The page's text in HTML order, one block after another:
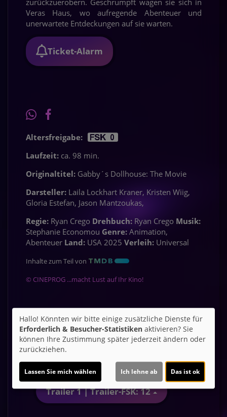
Veras Haus, wo aufregende Abenteuer und
unerwartete Entdeckungen auf sie warten.
Ticket-Alarm
Altersfreigabe:
Laufzeit: ca. 98 min.
Originaltitel: Gabby´s Dollhouse: The Movie
Darsteller: Laila Lockhart Kraner, Kristen Wiig,
Gloria Estefan, Jason Mantzoukas,
Regie: Ryan Crego Drehbuch: Ryan Crego Musik:
Stephanie Economou Genre: Animation,
Abenteuer Land: USA 2025 Verleih: Universal
Inhalte zum Teil von
© CINEPROG ...macht Lust auf Ihr Kino!
Möchten Sie vonYoutube (Trailer
ansehen)bereitgestellte externe Inhalte
laden?
Trailer 1 | Trailer-FSK: 12
Hallo! Könnten wir bitte einige zusätzliche Dienste für
Erforderlich & Besucher-Statistiken aktivieren? Sie
können Ihre Zustimmung später jederzeit ändern oder
zurückziehen.
Lassen Sie mich wählen Ich lehne ab Das ist ok